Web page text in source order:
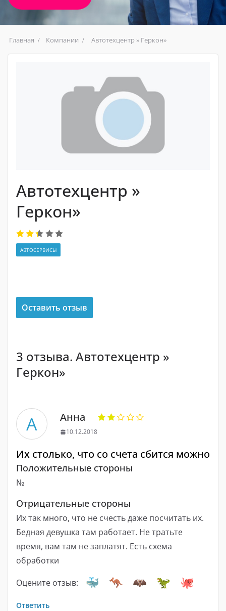
Главная Компании Автотехцентр » Геркон»
Автотехцентр »
Геркон»
АВТОСЕРВИСЫ
Оставить отзыв
3 отзыва. Автотехцентр »
Геркон»
А Анна
10.12.2018
Их столько, что со счета сбится можно
Положительные стороны
№
Отрицательные стороны
Их так много, что не счесть даже посчитать их.
Бедная девушка там работает. Не тратьте
время, вам там не заплатят. Есть схема
обработки
Оцените отзыв:
Ответить